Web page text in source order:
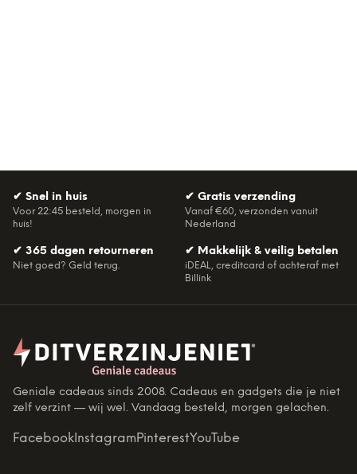
✔ Snel in huis
Voor 22:45 besteld, morgen in
huis!
✔ Gratis verzending
Vanaf €60, verzonden vanuit
Nederland
✔ 365 dagen retourneren
Niet goed? Geld terug.
✔ Makkelijk & veilig betalen
iDEAL, creditcard of achteraf met
Billink
Geniale cadeaus sinds 2008. Cadeaus en gadgets die je niet
zelf verzint — wij wel. Vandaag besteld, morgen gelachen.
Facebook InstagramPinterestYouTube